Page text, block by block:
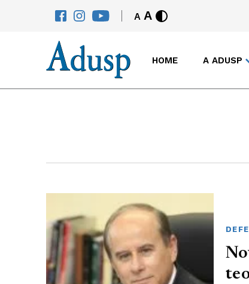
A A
HOME A ADUSP